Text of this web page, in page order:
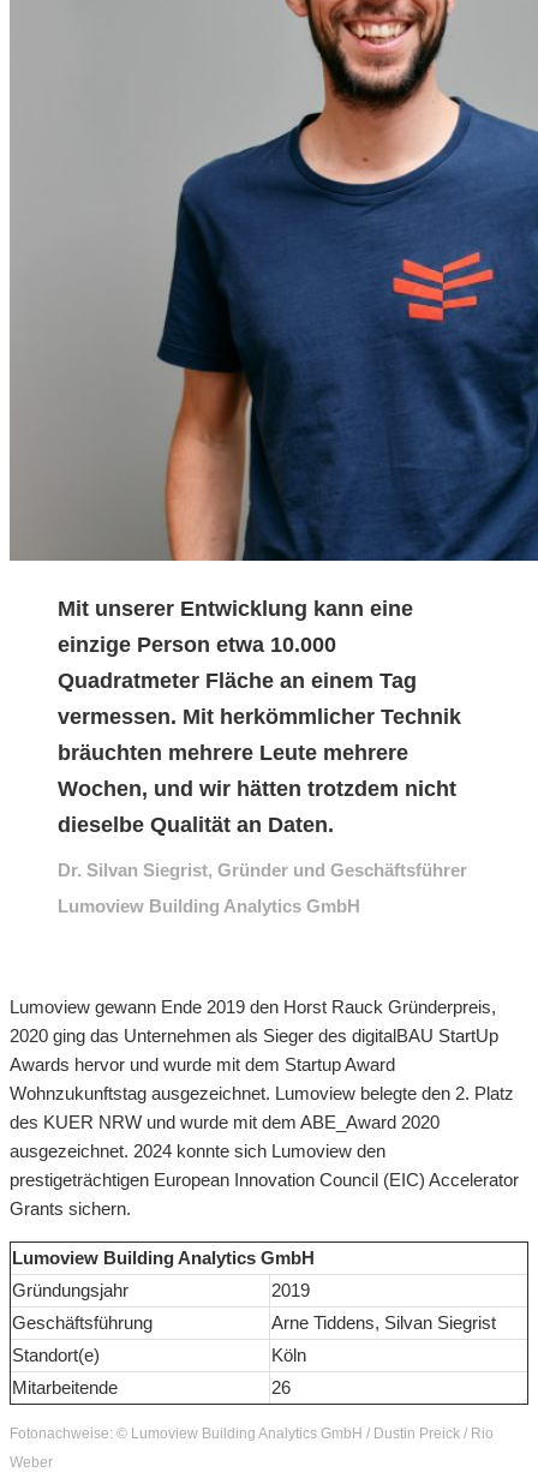
Mit unserer Entwicklung kann eine
einzige Person etwa 10.000
Quadratmeter Fläche an einem Tag
vermessen. Mit herkömmlicher Technik
bräuchten mehrere Leute mehrere
Wochen, und wir hätten trotzdem nicht
dieselbe Qualität an Daten.
Dr. Silvan Siegrist, Gründer und Geschäftsführer
Lumoview Building Analytics GmbH
Lumoview gewann Ende 2019 den Horst Rauck Gründerpreis,
2020 ging das Unternehmen als Sieger des digitalBAU StartUp
Awards hervor und wurde mit dem Startup Award
Wohnzukunftstag ausgezeichnet. Lumoview belegte den 2. Platz
des KUER NRW und wurde mit dem ABE_Award 2020
ausgezeichnet. 2024 konnte sich Lumoview den
prestigeträchtigen European Innovation Council (EIC) Accelerator
Grants sichern.
Lumoview Building Analytics GmbH
Gründungsjahr
2019
Geschäftsführung
Arne Tiddens, Silvan Siegrist
Standort(e)
Köln
Mitarbeitende
26
Fotonachweise: © Lumoview Building Analytics GmbH / Dustin Preick / Rio
Weber